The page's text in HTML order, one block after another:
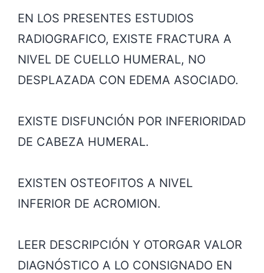
EN LOS PRESENTES ESTUDIOS
RADIOGRAFICO, EXISTE FRACTURA A
NIVEL DE CUELLO HUMERAL, NO
DESPLAZADA CON EDEMA ASOCIADO.
EXISTE DISFUNCIÓN POR INFERIORIDAD
DE CABEZA HUMERAL.
EXISTEN OSTEOFITOS A NIVEL
INFERIOR DE ACROMION.
LEER DESCRIPCIÓN Y OTORGAR VALOR
DIAGNÓSTICO A LO CONSIGNADO EN